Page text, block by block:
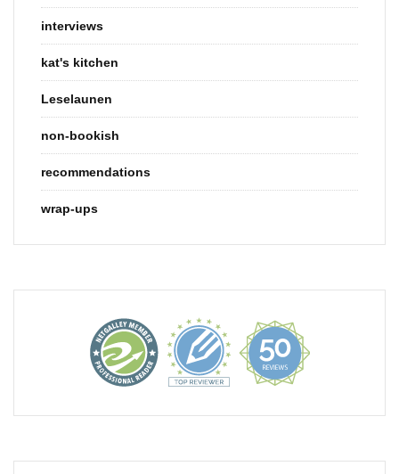
interviews
kat's kitchen
Leselaunen
non-bookish
recommendations
wrap-ups